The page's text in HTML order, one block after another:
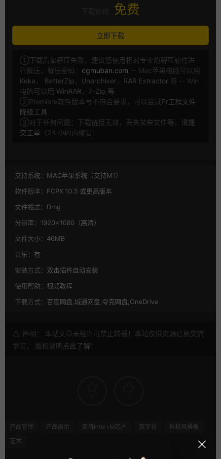
免费
立即下载
①下载后如解压失败，建议您使用相对专业的解压软件进
行解压，解压密码： cgmuban.com -- Mac苹果电脑可以用
Keka ， BetterZip ， Unarchiver， RAR Extractor 等 -- Win
电脑可以用 WinRAR ， 7-Zip 等
②Premiere软件版本号不符合要求，可以尝试Pr工程文件
降级工具
③对于任何问题：下载链接无效，丢失某些文件等，请提
交工单 （24 小时内修复）
支持系统： MAC苹果系统（支持M1）
软件版本： FCPX 10.5 或更高版本
文件格式： Dmg
分辨率： 1920×1080（高清）
文件大小： 46MB
音乐： 有
安装方式： 双击插件自动安装
使用帮助： 视频教程
下载方式： 百度网盘,城通网盘,夸克网盘,OneDrive
声明： 本站文章未经许可禁止转载！本站仅供资源信息交流
学习， 版权说明点此了解 ！
产品宣传 产品展示 支持Intel+M芯片 数字化
科技风模板
艺术